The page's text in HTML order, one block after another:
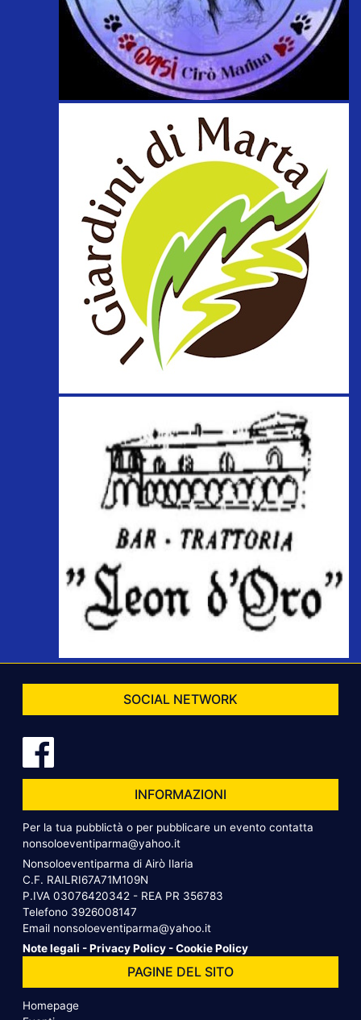
SOCIAL NETWORK
INFORMAZIONI
Per la tua pubblictà o per pubblicare un evento contatta
nonsoloeventiparma@yahoo.it
Nonsoloeventiparma di Airò Ilaria
C.F. RAILRI67A71M109N
P.IVA 03076420342 - REA PR 356783
Telefono 3926008147
Email nonsoloeventiparma@yahoo.it
Note legali -Privacy Policy -Cookie Policy
PAGINE DEL SITO
Homepage